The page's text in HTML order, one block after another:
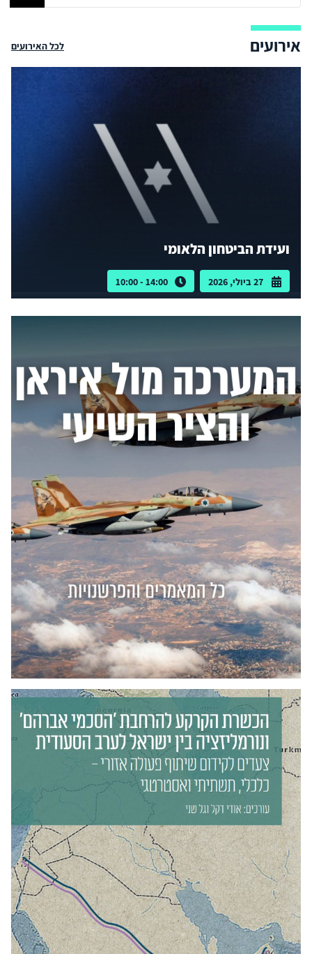
אירועים לכל האירועים
ועידת הביטחון הלאומי
27 ביולי, 2026 14:00 - 10:00